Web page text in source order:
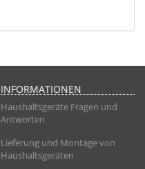
INFORMATIONEN
Haushaltsgeräte Fragen und
Antworten
Lieferung und Montage von
Haushaltsgeräten